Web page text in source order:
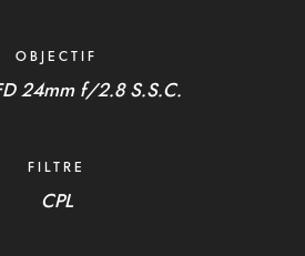
OBJECTIF
24mm f/2.8 S.S.C.
FILTRE
CPL